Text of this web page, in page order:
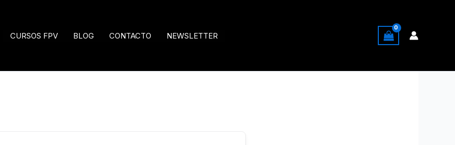
CURSOS FPV BLOG CONTACTO NEWSLETTER